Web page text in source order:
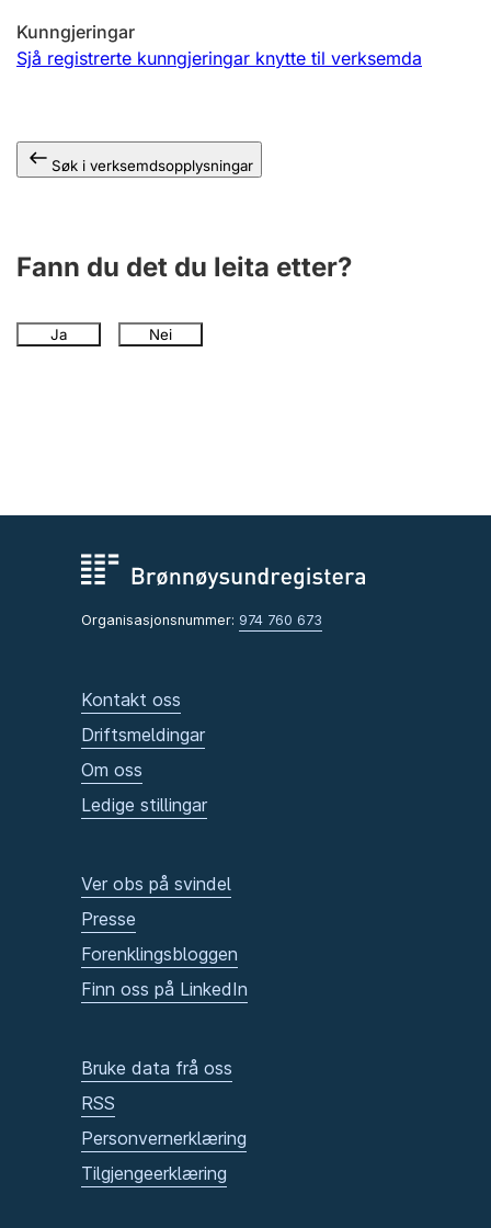
Andre tema
Kunngjeringar
Sjå registrerte kunngjeringar knytte til verksemda
Søk i verksemdsopplysningar
Fann du det du leita etter?
Ja Nei
Organisasjonsnummer: 974 760 673
Kontakt oss
Driftsmeldingar
Om oss
Ledige stillingar
Ver obs på svindel
Presse
Forenklingsbloggen
Finn oss på LinkedIn
Bruke data frå oss
RSS
Personvernerklæring
Tilgjengeerklæring